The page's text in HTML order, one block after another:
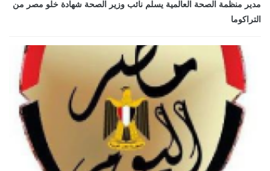
مدير منظمة الصحة العالمية يسلم نائب وزير الصحة شهادة خلو مصر من
التراكوما